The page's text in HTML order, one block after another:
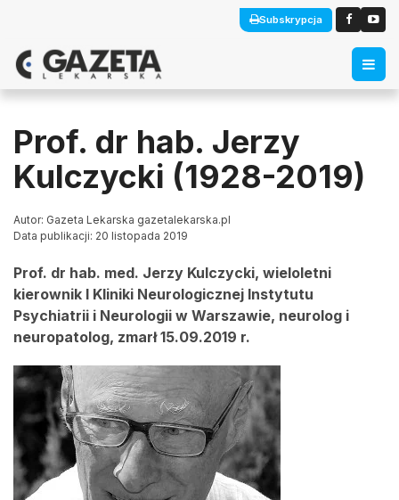
Subskrypcja
Prof. dr hab. Jerzy
Kulczycki (1928-2019)
Autor: Gazeta Lekarska gazetalekarska.pl
Data publikacji: 20 listopada 2019
Prof. dr hab. med. Jerzy Kulczycki, wieloletni
kierownik I Kliniki Neurologicznej Instytutu
Psychiatrii i Neurologii w Warszawie, neurolog i
neuropatolog, zmarł 15.09.2019 r.